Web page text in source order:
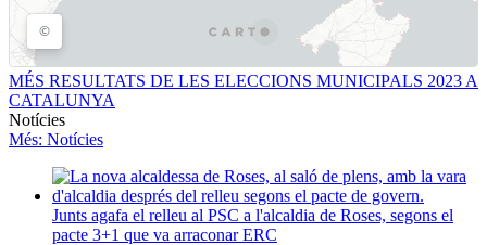
MÉS RESULTATS DE LES ELECCIONS MUNICIPALS 2023 A
CATALUNYA
Notícies
Més: Notícies
Junts agafa el relleu al PSC a l'alcaldia de Roses, segons el
pacte 3+1 que va arraconar ERC